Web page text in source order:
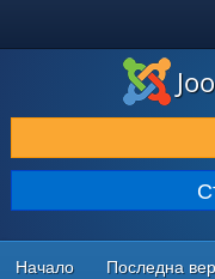
ИЗТЕГЛЯНЕ &
ОТКРИВАЙТЕ & УЧЕТЕ
ОБЩНОСТ & ПОДДРЪЖКА
РЕСУРСИ ЗА РАЗРАБОТКА
Начало Последна